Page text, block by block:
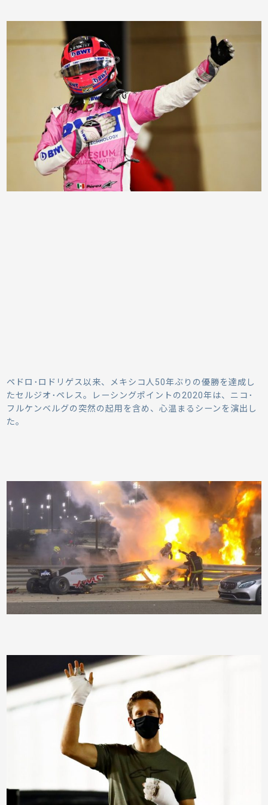
ペドロ･ロドリゲス以来、メキシコ人50年ぶりの優勝を達成し
たセルジオ･ペレス。レーシングポイントの2020年は、ニコ･
フルケンベルグの突然の起用を含め、心温まるシーンを演出し
た。